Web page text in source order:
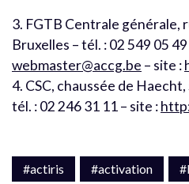
3. FGTB Centrale générale,
Bruxelles – tél. : 02 549 05
webmaster@accg.be – site :
4. CSC, chaussée de
tél. : 02 246 31 11 – site :
#actiris #activation